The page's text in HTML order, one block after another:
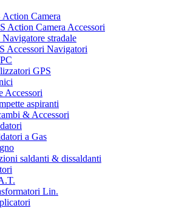
Camera
Action Camera Accessori
stradale
Accessori Navigatori
GPS
Accessori
aspiranti
& Accessori
a Gas
saldanti & dissaldanti
Lin.